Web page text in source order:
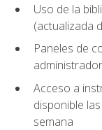
Uso de la
(actualizada
Paneles de
Acceso a
disponible
semana